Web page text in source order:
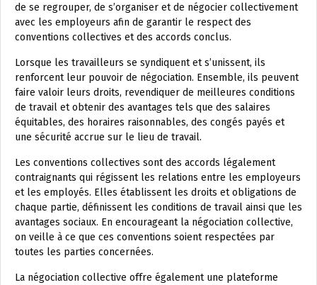
de se regrouper, de s’organiser et de négocier collectivement
avec les employeurs afin de garantir le respect des
conventions collectives et des accords conclus.
Lorsque les travailleurs se syndiquent et s’unissent, ils
renforcent leur pouvoir de négociation. Ensemble, ils peuvent
faire valoir leurs droits, revendiquer de meilleures conditions
de travail et obtenir des avantages tels que des salaires
équitables, des horaires raisonnables, des congés payés et
une sécurité accrue sur le lieu de travail.
Les conventions collectives sont des accords légalement
contraignants qui régissent les relations entre les employeurs
et les employés. Elles établissent les droits et obligations de
chaque partie, définissent les conditions de travail ainsi que les
avantages sociaux. En encourageant la négociation collective,
on veille à ce que ces conventions soient respectées par
toutes les parties concernées.
La négociation collective offre également une plateforme